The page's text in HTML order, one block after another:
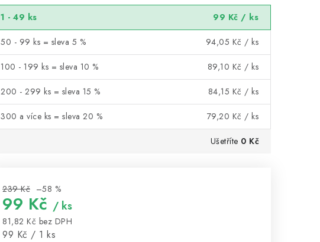
1 - 49 ks 99 Kč / ks
50 - 99 ks = sleva 5 % 94,05 Kč / ks
100 - 199 ks = sleva 10 % 89,10 Kč / ks
200 - 299 ks = sleva 15 % 84,15 Kč / ks
300 a více ks = sleva 20 % 79,20 Kč / ks
Ušetříte 0 Kč
239 Kč –58 %
99 Kč / ks
81,82 Kč bez DPH
Měrná cena:
99 Kč / 1 ks